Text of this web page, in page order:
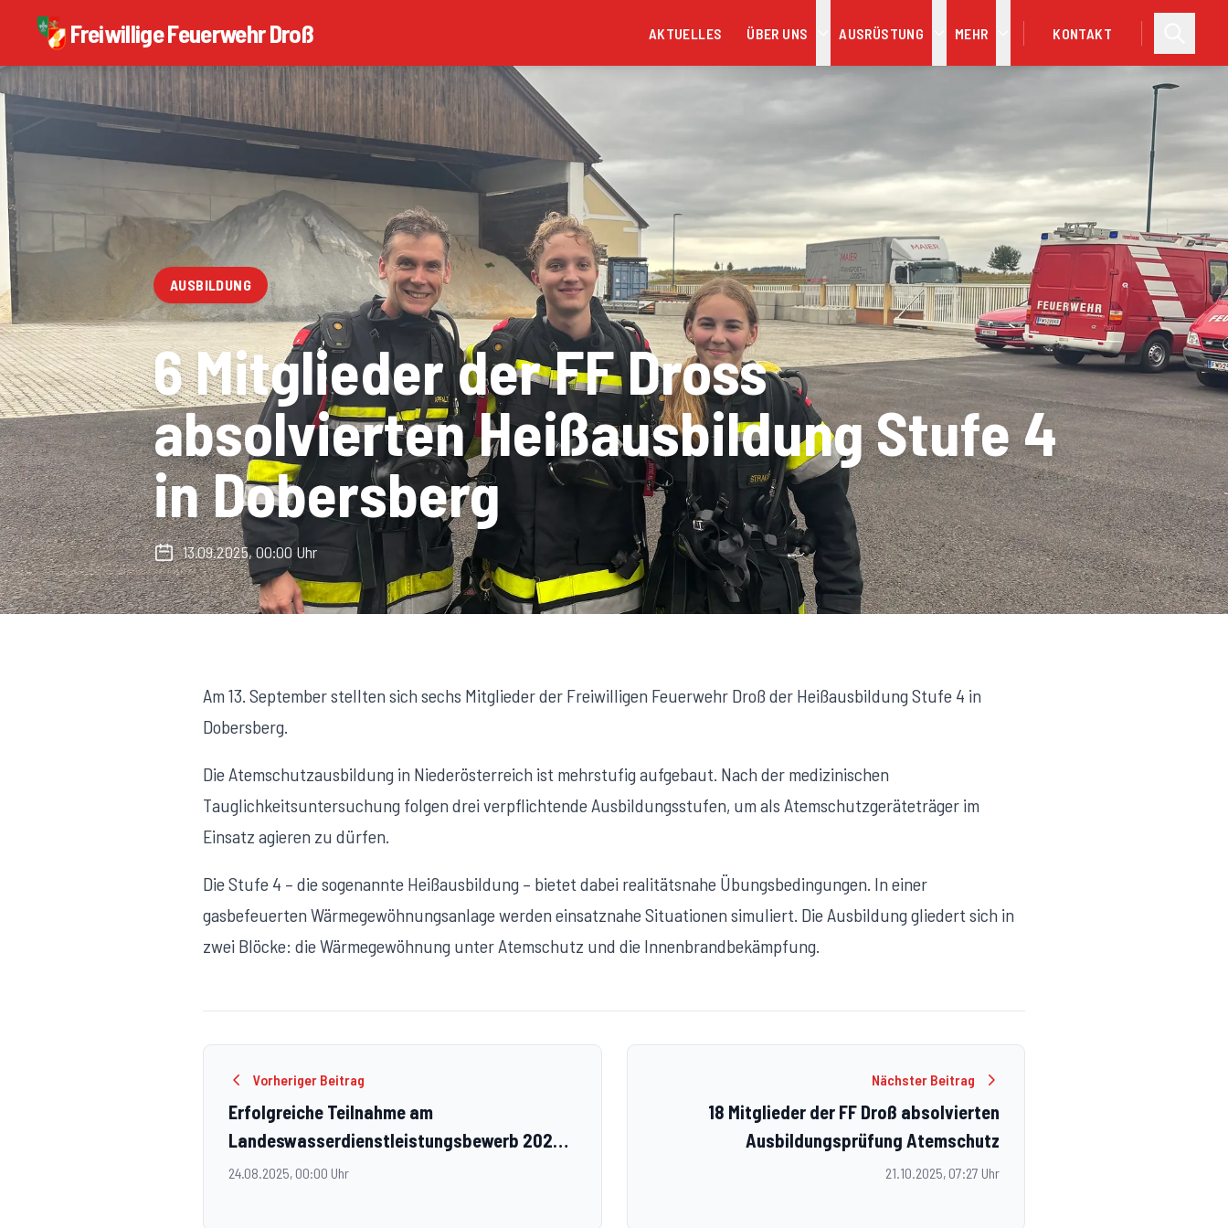
Freiwillige Feuerwehr Droß AKTUELLES ÜBER UNS AUSRÜSTUNG MEHR KONTAKT
AUSBILDUNG
6 Mitglieder der FF Dross
absolvierten Heißausbildung Stufe 4
in Dobersberg
13.09.2025, 00:00 Uhr
Am 13. September stellten sich sechs Mitglieder der Freiwilligen Feuerwehr Droß der Heißausbildung Stufe 4 in
Dobersberg.
Die Atemschutzausbildung in Niederösterreich ist mehrstufig aufgebaut. Nach der medizinischen
Tauglichkeitsuntersuchung folgen drei verpflichtende Ausbildungsstufen, um als Atemschutzgeräteträger im
Einsatz agieren zu dürfen.
Die Stufe 4 – die sogenannte Heißausbildung – bietet dabei realitätsnahe Übungsbedingungen. In einer
gasbefeuerten Wärmegewöhnungsanlage werden einsatznahe Situationen simuliert. Die Ausbildung gliedert sich in
zwei Blöcke: die Wärmegewöhnung unter Atemschutz und die Innenbrandbekämpfung.
Vorheriger Beitrag
Erfolgreiche Teilnahme am
Landeswasserdienstleistungsbewerb 2025
in Mauternbach
24.08.2025, 00:00 Uhr
Nächster Beitrag
18 Mitglieder der FF Droß absolvierten
Ausbildungsprüfung Atemschutz
21.10.2025, 07:27 Uhr